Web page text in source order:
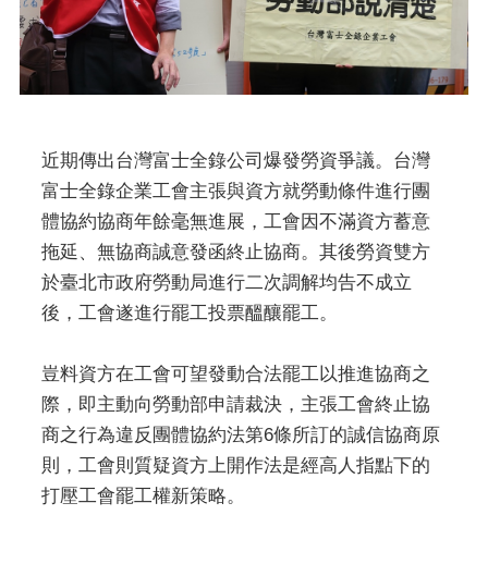
近期傳出台灣富士全錄公司爆發勞資爭議。台灣
富士全錄企業工會主張與資方就勞動條件進行團
體協約協商年餘毫無進展，工會因不滿資方蓄意
拖延、無協商誠意發函終止協商。其後勞資雙方
於臺北市政府勞動局進行二次調解均告不成立
後，工會遂進行罷工投票醞釀罷工。
豈料資方在工會可望發動合法罷工以推進協商之
際，即主動向勞動部申請裁決，主張工會終止協
商之行為違反團體協約法第6條所訂的誠信協商原
則，工會則質疑資方上開作法是經高人指點下的
打壓工會罷工權新策略。